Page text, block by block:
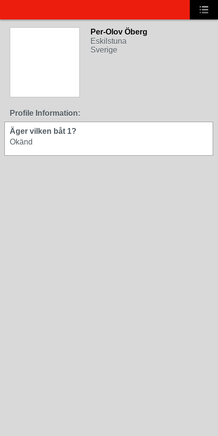
Per-Olov Öberg
Eskilstuna
Sverige
Profile Information:
Äger vilken båt 1?
Okänd